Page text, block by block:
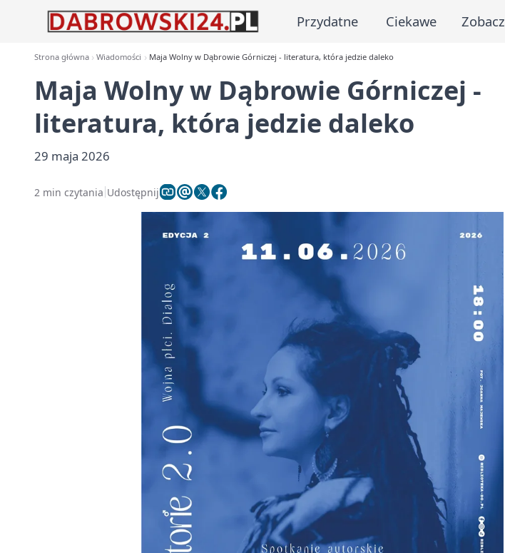
Przydatne Ciekawe Zobacz
Strona główna Wiadomości Maja Wolny w Dąbrowie Górniczej - literatura, która jedzie daleko
Maja Wolny w Dąbrowie Górniczej -
literatura, która jedzie daleko
29 maja 2026
2 min czytania Udostępnij